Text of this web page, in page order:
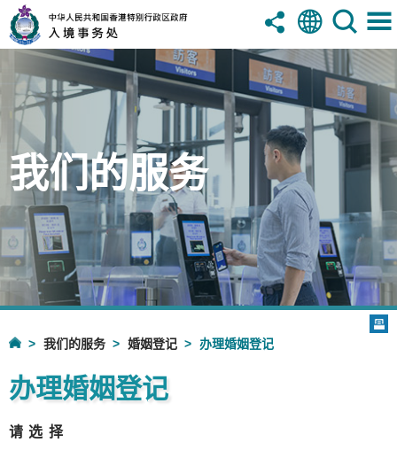
我们的服务
我们的服务 婚姻登记 办理婚姻登记
办理婚姻登记
请选择